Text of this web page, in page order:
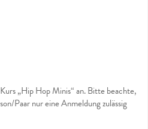
„Hip Hop Minis“ an. Bitte beachte,
Paar nur eine Anmeldung zulässig